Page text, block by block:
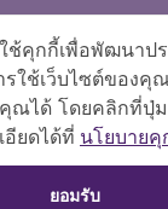
คำถามที่พบบ่อย
ารปฏิเสธความรับ
ใช้คุกกี้เพื่อพัฒนาป
ใช้เว็บไซต์ของคุ
ณได้ โดยคลิกที่ปุ่
อียดได้ที่ นโยบายคุ
ยอมรับ